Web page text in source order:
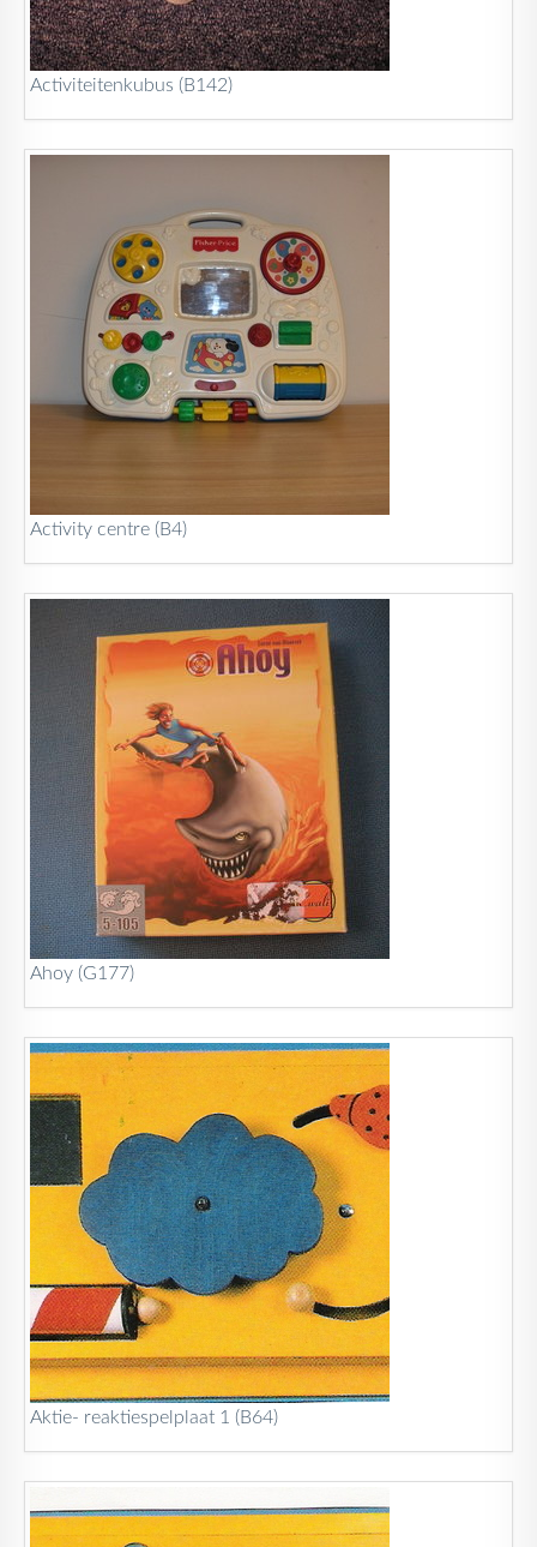
Activiteitenkubus (B142)
Activity centre (B4)
Ahoy (G177)
Aktie- reaktiespelplaat 1 (B64)